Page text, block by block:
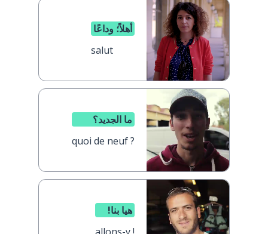
أهلاً؛ وداعًا
salut
ما الجديد؟
quoi de neuf ?
هيا بنا!